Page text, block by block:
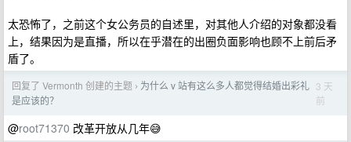
太恐怖了，之前这个女公务员的自述里，对其他人介绍的对象都没看
上，结果因为是直播，所以在乎潜在的出圈负面影响也顾不上前后矛
盾了。
回复了 Vermonth 创建的主题 › 为什么 v 站有这么多人都觉得结婚出彩礼
是应该的？
3 天
前
@root71370 改革开放从几年😅